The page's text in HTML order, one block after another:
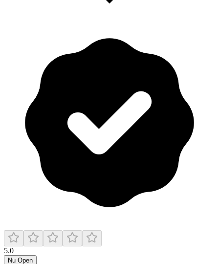
5.0
Nu Open